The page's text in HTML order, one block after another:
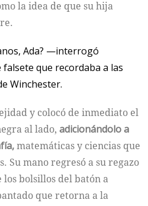
la idea de que su hija
Ada? —interrogó
que recordaba a las
Winchester.
y colocó de inmediato el
al lado, adicionándolo a
matemáticas y ciencias que
Su mano regresó a su regazo
los bolsillos del batón a
que retorna a la